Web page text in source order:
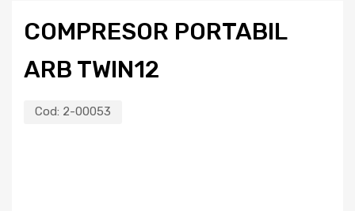
COMPRESOR PORTABIL
ARB TWIN12
Cod: 2-00053